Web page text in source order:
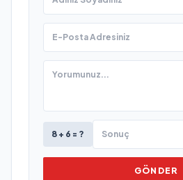
8 + 6 = ?
GÖNDER